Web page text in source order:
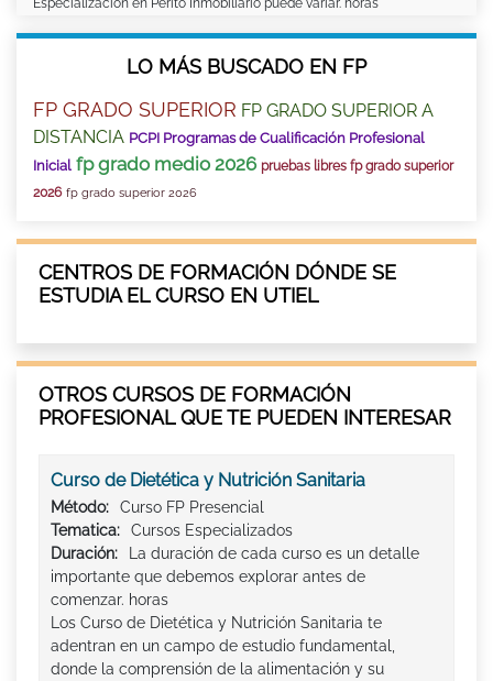
LO MÁS BUSCADO EN FP
FP GRADO SUPERIOR FP GRADO SUPERIOR A
DISTANCIA PCPI Programas de Cualificación Profesional
Inicial fp grado medio 2026 pruebas libres fp grado superior
2026 fp grado superior 2026
CENTROS DE FORMACIÓN DÓNDE SE
ESTUDIA EL CURSO EN UTIEL
OTROS CURSOS DE FORMACIÓN
PROFESIONAL QUE TE PUEDEN INTERESAR
Curso de Dietética y Nutrición Sanitaria
Método:
Curso FP Presencial
Tematica:
Cursos Especializados
Duración:
La duración de cada curso es un detalle
importante que debemos explorar antes de
comenzar. horas
Los Curso de Dietética y Nutrición Sanitaria te
adentran en un campo de estudio fundamental,
donde la comprensión de la alimentación y su